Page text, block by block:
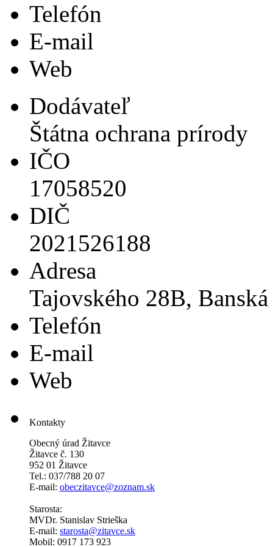
Telefón
E-mail
Web
Dodávateľ
Štátna ochrana prírody
IČO
17058520
DIČ
2021526188
Adresa
Tajovského 28B,
Telefón
E-mail
Web
Kontakty
Obecný úrad Žitavce
Žitavce č. 130
952 01 Žitavce
Tel.: 037/788 20 07
E-mail: obeczitavce@zoznam.sk
Starosta:
MVDr. Stanislav Strieška
E-mail: starosta@zitavce.sk
Mobil: 0917 173 923